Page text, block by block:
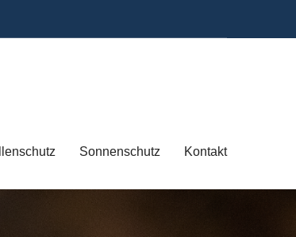
Sonnenschutz Kontakt